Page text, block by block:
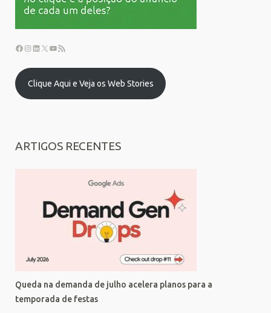
Clique Aqui e Veja os Web Stories
ARTIGOS RECENTES
Queda na demanda de julho acelera planos para a
temporada de festas